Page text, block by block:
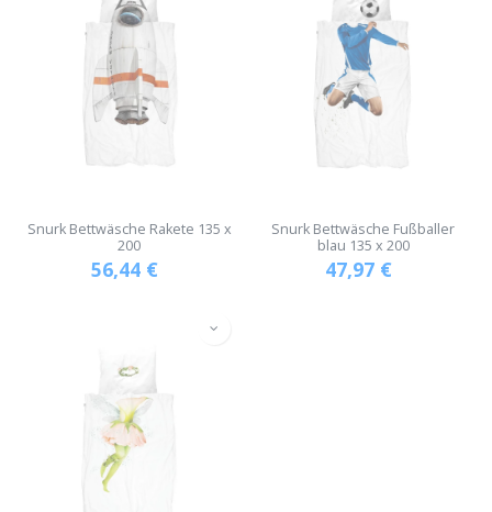
Snurk Bettwäsche Rakete 135 x
200
56,44 €
Snurk Bettwäsche Fußballer
blau 135 x 200
47,97 €